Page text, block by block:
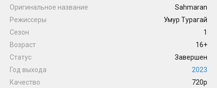
Оригинальное название
Sahmaran
Режиссеры
Умур Турагай
Сезон
1
Возраст
16+
Статус
Завершен
Год выхода
2023
Качество
720p